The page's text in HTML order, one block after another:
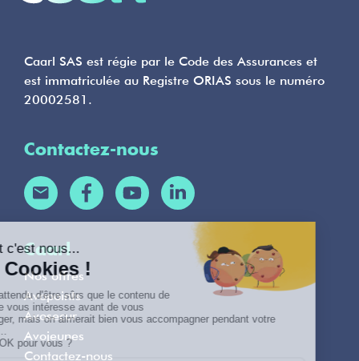
Caarl SAS est régie par le Code des Assurances et
est immatriculée au Registre ORIAS sous le numéro
20002581.
Contactez-nous
Caarl
Nos offres
Avopoints
Avosecur
Avojeunes
Contactez-nous